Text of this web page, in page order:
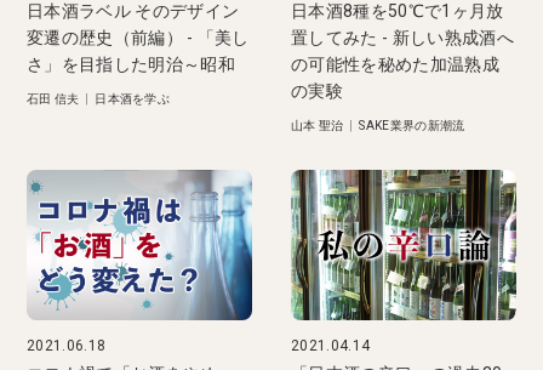
日本酒ラベル そのデザイン
変遷の歴史（前編） - 「美し
さ」を目指した明治～昭和
石田 信夫 日本酒を学ぶ
日本酒8種を50℃で1ヶ月放
置してみた - 新しい熟成酒へ
の可能性を秘めた加温熟成
の実験
山本 聖治 |SAKE業界の新潮流
2021.06.18 2021.04.14